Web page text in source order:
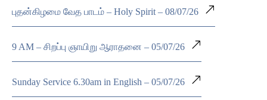
புதன்கிழமை வேத பாடம் – Holy Spirit – 08/07/26
9 AM – சிறப்பு ஞாயிறு ஆராதனை – 05/07/26
Sunday Service 6.30am in English – 05/07/26